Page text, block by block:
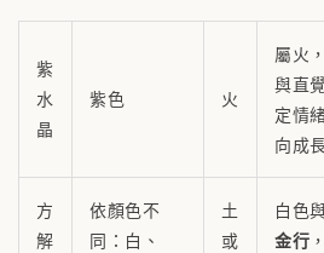
紫
水
晶
紫色 火
屬火
與直
定情
向成
方
解
依顏色不
同：白、
土
或
白色
金行